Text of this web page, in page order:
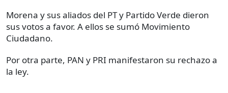
Morena y sus aliados del PT y Partido Verde dieron
sus votos a favor. A ellos se sumó Movimiento
Ciudadano.
Por otra parte, PAN y PRI manifestaron su rechazo a
la ley.